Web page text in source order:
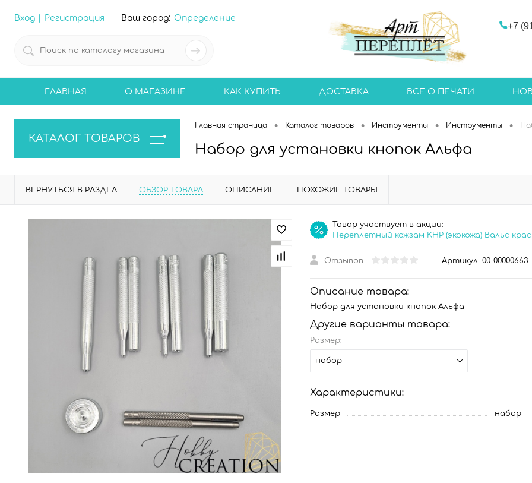
Вход Регистрация Ваш город: Определение
+7
ГЛАВНАЯ О МАГАЗИНЕ КАК КУПИТЬ ДОСТАВКА ВСЕ О ПЕЧАТИ
КАТАЛОГ ТОВАРОВ
Главная страница • Каталог товаров • Инструменты • Инструменты •
Набор для установки кнопок Альфа
ВЕРНУТЬСЯ В РАЗДЕЛ ОБЗОР ТОВАРА ОПИСАНИЕ ПОХОЖИЕ ТОВАРЫ
Товар участвует в акции:
Переплетный кожзам КНР (экокожа) Вальс
Отзывов: Артикул: 00-00000663
Описание товара:
Набор для установки кнопок Альфа
Другие варианты товара:
Размер:
набор
Характеристики:
Размер набор